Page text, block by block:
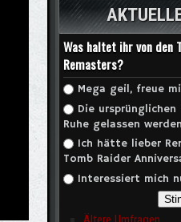
Was haltet ihr von den
Remasters?
Mega geil, freue
Die
Ruhe gelassen werden
Ich hätte lieber
Tomb Raider
Interessiert mich